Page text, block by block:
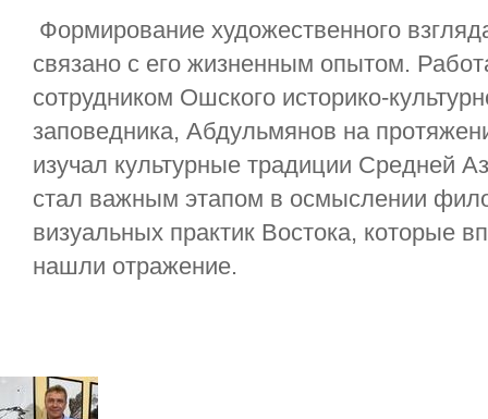
Формирование художественного
связано с его жизненным опытом.
сотрудником Ошского историко-
заповедника, Абдульмянов на
изучал культурные традиции Средней
стал важным этапом в осмыслении
визуальных практик Востока, которые
нашли отражение.